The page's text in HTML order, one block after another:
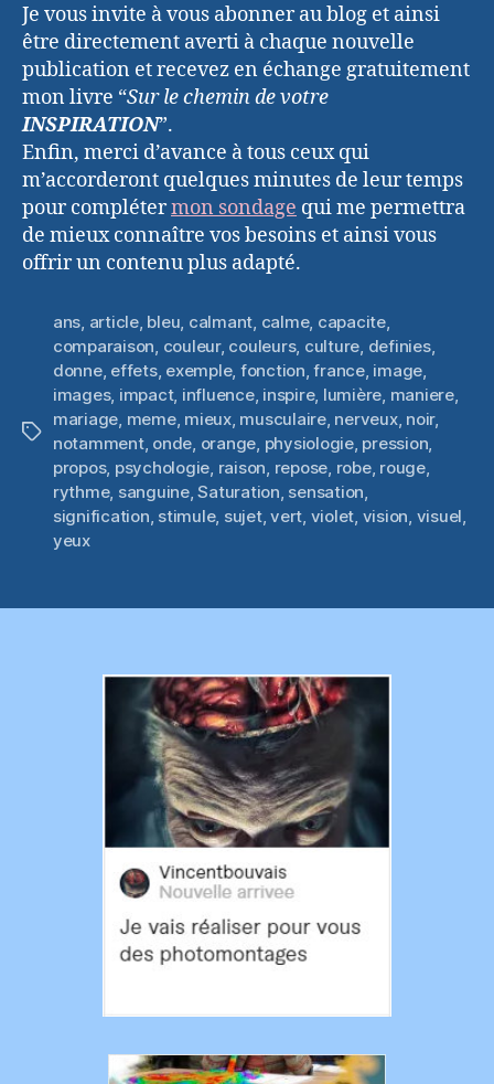
Je vous invite à vous abonner au blog et ainsi
être directement averti à chaque nouvelle
publication et recevez en échange gratuitement
mon livre “Sur le chemin de votre
INSPIRATION”.
Enfin, merci d’avance à tous ceux qui
m’accorderont quelques minutes de leur temps
pour complétermon sondage qui me permettra
de mieux connaître vos besoins et ainsi vous
offrir un contenu plus adapté.
Étiquettes
ans, article, bleu, calmant, calme, capacite,
comparaison, couleur, couleurs, culture, definies,
donne, effets, exemple, fonction,france, image,
images, impact, influence, inspire, lumière, maniere,
mariage, meme, mieux, musculaire, nerveux, noir,
notamment, onde, orange, physiologie, pression,
propos, psychologie, raison, repose, robe, rouge,
rythme, sanguine,Saturation, sensation,
signification, stimule, sujet,vert, violet, vision, visuel,
yeux